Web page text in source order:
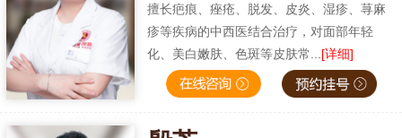
擅长疤痕、痤疮、脱发、皮炎、湿疹、荨麻
疹等疾病的中西医结合治疗，对面部年轻
化、美白嫩肤、色斑等皮肤常... [详细]